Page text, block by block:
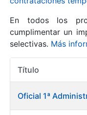
Mostrar/Ocultar
En todos los
cumplimentar un
selectivas. Más
Título